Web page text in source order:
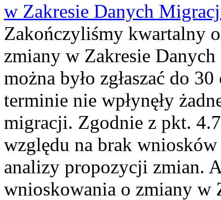
w Zakresie Danych
Zakończyliśmy kwartalny
zmiany w Zakresie
można było zgłaszać do
terminie nie wpłynęły
migracji. Zgodnie z pkt.
względu na brak
analizy propozycji zmian.
wnioskowania o zmiany w